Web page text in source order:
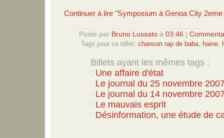
Continuer à lire "Symposium à Genoa City 2eme
Posté par Bruno Lussatoà 03:46
Tags pour ce billet: chanson rap de baba haine
Billets ayant les mêmes tags :
Une affaire d'état
Le journal du 25 novembre
Le journal du 14 novembre
Le mauvais esprit
Désinformation, une étude de